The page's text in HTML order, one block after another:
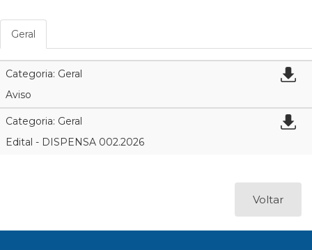
Geral
Categoria: Geral
Aviso
Categoria: Geral
Edital - DISPENSA 002.2026
Voltar